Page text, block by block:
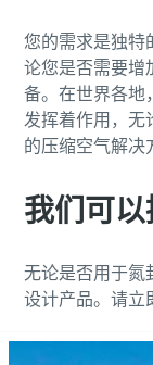
您的需求是独特
论您是否需要增
备。在世界各地
发挥着作用，无
的压缩空气解
我们可
无论是否用于氮
设计产品。请立